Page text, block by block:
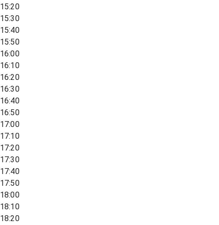
15:20
15:30
15:40
15:50
16:00
16:10
16:20
16:30
16:40
16:50
17:00
17:10
17:20
17:30
17:40
17:50
18:00
18:10
18:20